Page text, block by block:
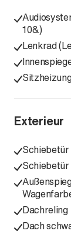
10&)
Lenkrad
Exterieur
Schiebetür
Dachreling
Dach